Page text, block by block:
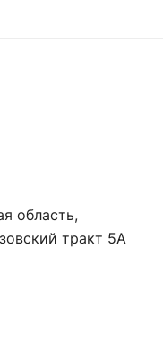
область,
тракт 5А